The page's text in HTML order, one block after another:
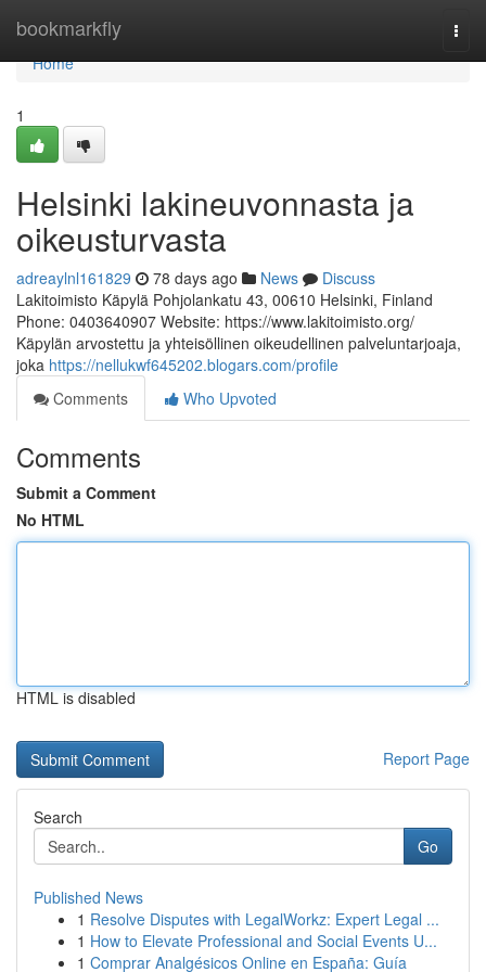
bookmarkfly
Home
Home
1
Helsinki lakineuvonnasta ja
oikeusturvasta
adreaylnl161829 78 days ago News
Discuss
Lakitoimisto Käpylä Pohjolankatu 43, 00610 Helsinki, Finland
Phone: 0403640907 Website: https://www.lakitoimisto.org/
Käpylän arvostettu ja yhteisöllinen oikeudellinen palveluntarjoaja,
joka https://nellukwf645202.blogars.com/profile
Comments
Who Upvoted
Comments
Submit a Comment
No HTML
HTML is disabled
Report Page
Search
Go
Published News
1 Resolve Disputes with LegalWorkz: Expert Legal ...
1 How to Elevate Professional and Social Events U...
1 Comprar Analgésicos Online en España: Guía